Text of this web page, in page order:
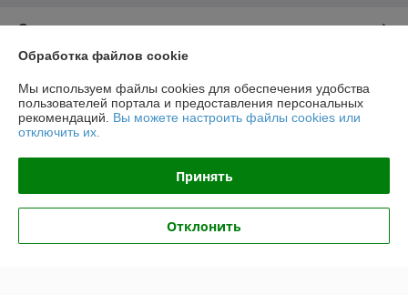
О нас
Доставка и оплата
График работы
Политика обработки cookies
Обработка файлов cookie
Мы используем файлы cookies для обеспечения удобства
пользователей портала и предоставления персональных
рекомендаций. Вы можете настроить файлы cookies или
отключить их.
Принять
Отклонить